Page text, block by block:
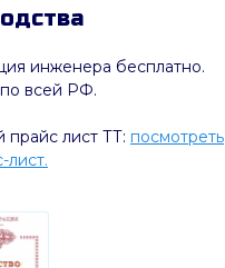
инженера бесплатно.
всей РФ.
прайс лист ТТ: посмотреть
лист.